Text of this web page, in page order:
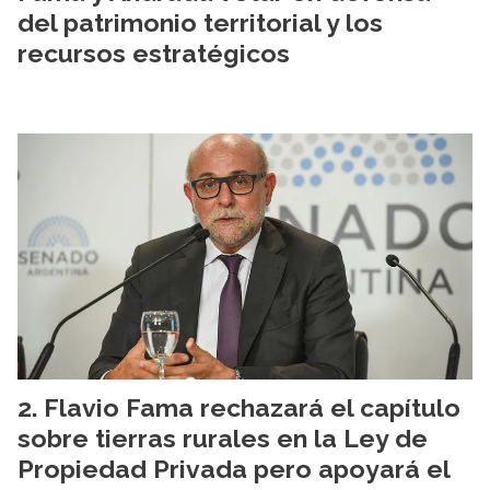
del patrimonio territorial y los
recursos estratégicos
Flavio Fama rechazará el capítulo
sobre tierras rurales en la Ley de
Propiedad Privada pero apoyará el